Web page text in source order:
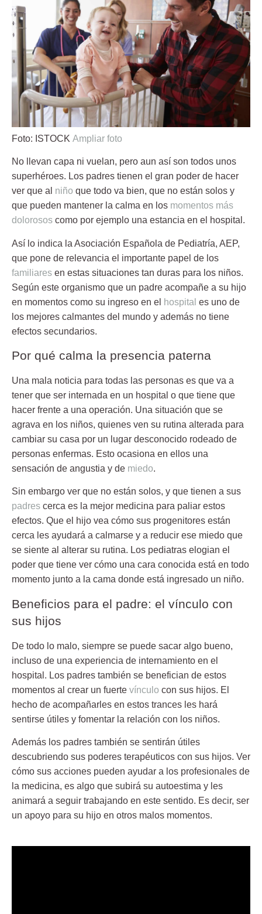
Foto: ISTOCK Ampliar foto
No llevan capa ni vuelan, pero aun así son todos unos
superhéroes. Los padres tienen el gran poder de hacer
ver que al niño que todo va bien, que no están solos y
que pueden mantener la calma en los momentos más
dolorosos como por ejemplo una estancia en el hospital.
Así lo indica la Asociación Española de Pediatría, AEP,
que pone de relevancia el importante papel de los
familiares en estas situaciones tan duras para los niños.
Según este organismo que un padre acompañe a su hijo
en momentos como su ingreso en el hospital es uno de
los mejores calmantes del mundo y además no tiene
efectos secundarios.
Por qué calma la presencia paterna
Una mala noticia para todas las personas es que va a
tener que ser internada en un hospital o que tiene que
hacer frente a una operación. Una situación que se
agrava en los niños, quienes ven su rutina alterada para
cambiar su casa por un lugar desconocido rodeado de
personas enfermas. Esto ocasiona en ellos una
sensación de angustia y de miedo.
Sin embargo ver que no están solos, y que tienen a sus
padres cerca es la mejor medicina para paliar estos
efectos. Que el hijo vea cómo sus progenitores están
cerca les ayudará a calmarse y a reducir ese miedo que
se siente al alterar su rutina. Los pediatras elogian el
poder que tiene ver cómo una cara conocida está en todo
momento junto a la cama donde está ingresado un niño.
Beneficios para el padre: el vínculo con
sus hijos
De todo lo malo, siempre se puede sacar algo bueno,
incluso de una experiencia de internamiento en el
hospital. Los padres también se benefician de estos
momentos al crear un fuerte vínculo con sus hijos. El
hecho de acompañarles en estos trances les hará
sentirse útiles y fomentar la relación con los niños.
Además los padres también se sentirán útiles
descubriendo sus poderes terapéuticos con sus hijos. Ver
cómo sus acciones pueden ayudar a los profesionales de
la medicina, es algo que subirá su autoestima y les
animará a seguir trabajando en este sentido. Es decir, ser
un apoyo para su hijo en otros malos momentos.